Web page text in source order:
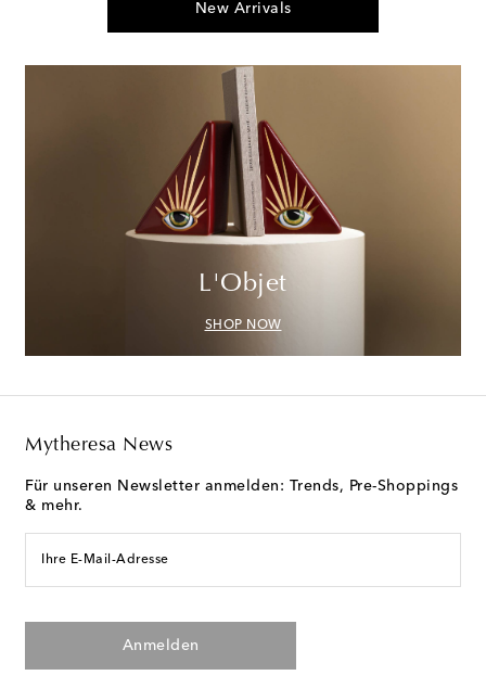
New Arrivals
L'Objet
SHOP NOW
Mytheresa News
Für unseren Newsletter anmelden: Trends, Pre-Shoppings
& mehr.
Ihre E-Mail-Adresse
Anmelden